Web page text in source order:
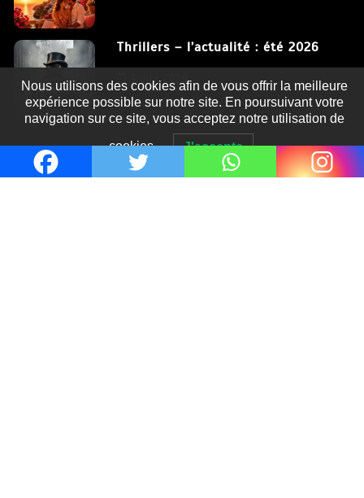
Thrillers – l’actualité : été 2026
4 Juil 2026
Le coupable n’est pas Camille de
Nous utilisons des cookies afin de vous offrir la meilleure
expérience possible sur notre site. En poursuivant votre
navigation sur ce site, vous acceptez notre utilisation de
cookies. J'accepte